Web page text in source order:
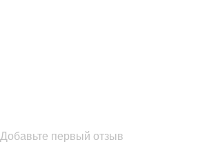
Добавьте первый отзыв